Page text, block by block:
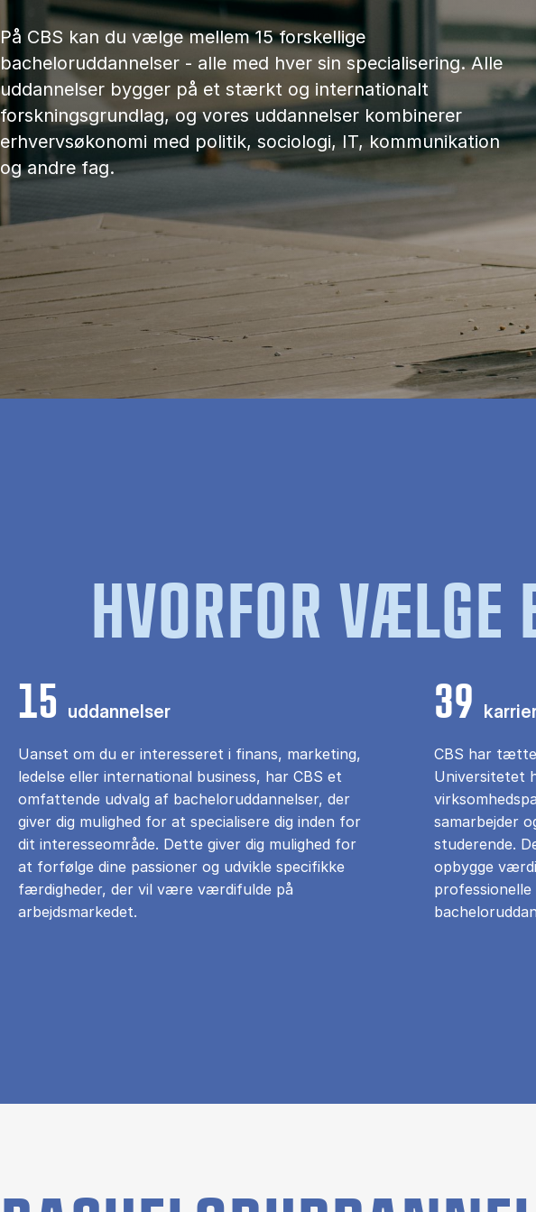
På CBS kan du vælge mellem 15 forskellige
bacheloruddannelser - alle med hver sin specialisering. Alle
uddannelser bygger på et stærkt og internationalt
forskningsgrundlag, og vores uddannelser kombinerer
erhvervsøkonomi med politik, sociologi, IT, kommunikation
og andre fag.
HVORFOR
15 uddannelser
Uanset om du er interesseret i finans, marketing,
ledelse eller international business, har CBS et
omfattende udvalg af bacheloruddannelser, der
giver dig mulighed for at specialisere dig inden for
dit interesseområde. Dette giver dig mulighed for
at forfølge dine passioner og udvikle specifikke
færdigheder, der vil være værdifulde på
arbejdsmarkedet.
39
CBS har
Universitetet
samarbejder
studerende.
opbygge